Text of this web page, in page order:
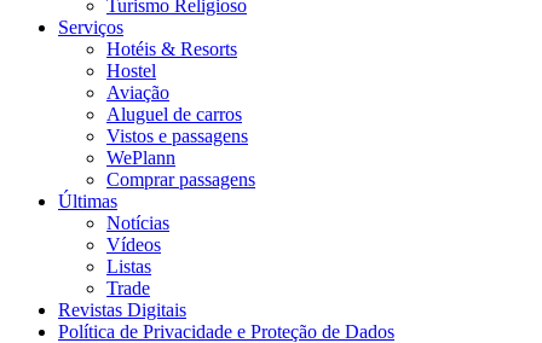
Turismo Religioso
Serviços
Hotéis & Resorts
Hostel
Aviação
Aluguel de carros
Vistos e passagens
WePlann
Comprar passagens
Últimas
Notícias
Vídeos
Listas
Trade
Revistas Digitais
Política de Privacidade e Proteção de Dados